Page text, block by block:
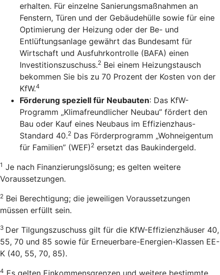
erhalten. Für einzelne Sanierungsmaßnahmen an
Fenstern, Türen und der Gebäudehülle sowie für eine
Optimierung der Heizung oder der Be- und
Entlüftungsanlage gewährt das Bundesamt für
Wirtschaft und Ausfuhrkontrolle (BAFA) einen
Investitionszuschuss.2 Bei einem Heizungstausch
bekommen Sie bis zu 70 Prozent der Kosten von der
KfW.4
Förderung speziell für Neubauten: Das KfW-
Programm „Klimafreundlicher Neubau” fördert den
Bau oder Kauf eines Neubaus im Effizienzhaus-
Standard 40.2 Das Förderprogramm „Wohneigentum
für Familien” (WEF) 2 ersetzt das Baukindergeld.
1 Je nach Finanzierungslösung; es gelten weitere
Voraussetzungen.
2 Bei Berechtigung; die jeweiligen Voraussetzungen
müssen erfüllt sein.
3 Der Tilgungszuschuss gilt für die KfW-Effizienzhäuser 40,
55, 70 und 85 sowie für Erneuerbare-Energien-Klassen EE-
K (40, 55, 70, 85).
4